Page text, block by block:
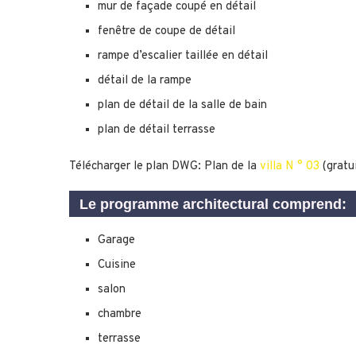
mur de façade coupé en détail
fenêtre de coupe de détail
rampe d’escalier taillée en détail
détail de la rampe
plan de détail de la salle de bain
plan de détail terrasse
Télécharger le plan DWG: Plan de la villa N ° 03
Le programme architectural comprend:
Garage
Cuisine
salon
chambre
terrasse